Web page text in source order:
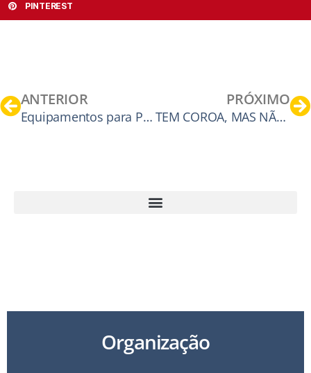
PINTEREST
ANTERIOR
Equipamentos para Promover os Direitos e a Assistência à Crianças e Adolecentes no Hospital Regional do Oeste – HRO
PRÓXIMO
TEM COROA, MAS NÃO É REI – Contos de Adivinhação – Circulação de espetáculo
Organização